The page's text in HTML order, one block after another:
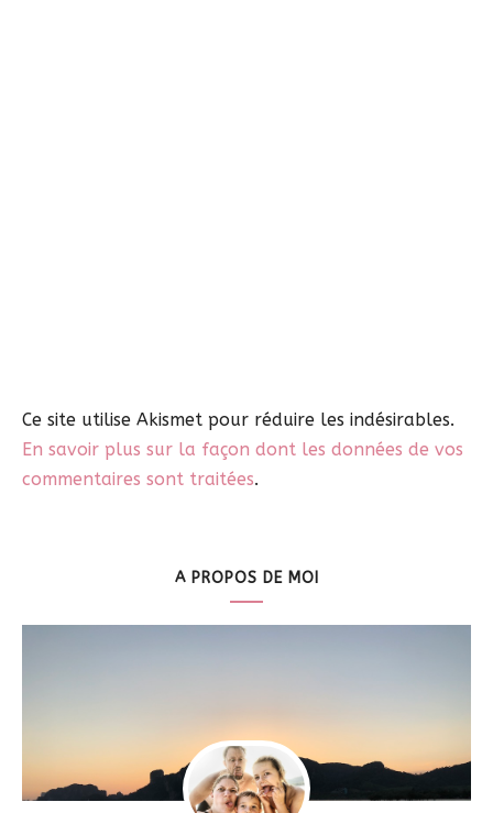
Ce site utilise Akismet pour réduire les indésirables.
En savoir plus sur la façon dont les données de vos
commentaires sont traitées.
A PROPOS DE MOI